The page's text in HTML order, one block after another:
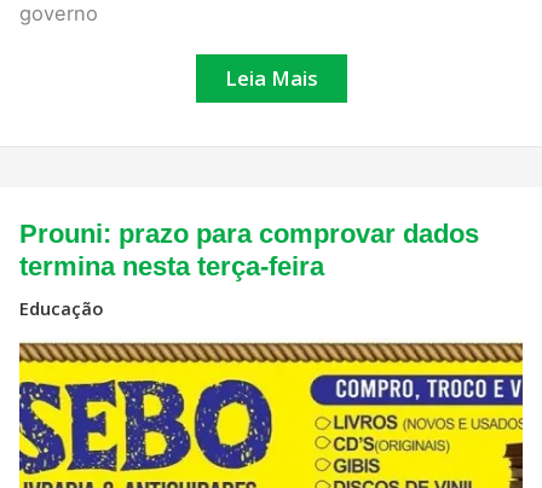
governo
Leia Mais
Prouni: prazo para comprovar dados
termina nesta terça-feira
Educação
Prouni:
prazo
para
comprovar
nesta
terça-
feira